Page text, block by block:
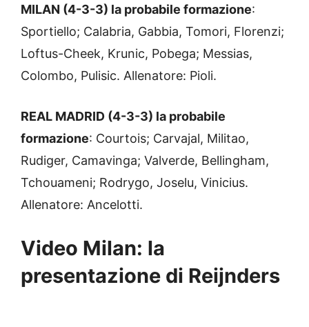
MILAN (4-3-3) la probabile formazione:
Sportiello; Calabria, Gabbia, Tomori, Florenzi;
Loftus-Cheek, Krunic, Pobega; Messias,
Colombo, Pulisic. Allenatore: Pioli.
REAL MADRID (4-3-3) la probabile
formazione: Courtois; Carvajal, Militao,
Rudiger, Camavinga; Valverde, Bellingham,
Tchouameni; Rodrygo, Joselu, Vinicius.
Allenatore: Ancelotti.
Video Milan: la
presentazione di Reijnders